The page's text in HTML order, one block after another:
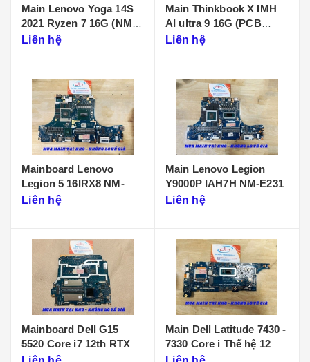
Main Lenovo Yoga 14S
2021 Ryzen 7 16G (NM-
D431)
Liên hệ
Main Thinkbook X IMH
AI ultra 9 16G (PCB
KB340 NMF641)
Liên hệ
Mainboard Lenovo
Legion 5 16IRX8 NM-
F901
Liên hệ
Main Lenovo Legion
Y9000P IAH7H NM-E231
Liên hệ
Mainboard Dell G15
5520 Core i7 12th RTX
3050 LA-655P
Main Dell Latitude 7430 -
7330 Core i Thế hệ 12